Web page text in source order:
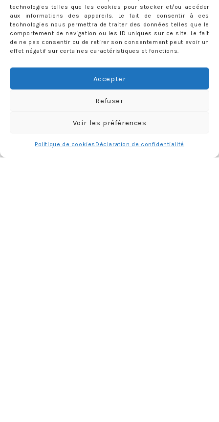
technologies telles que les cookies pour stocker et/ou accéder
aux informations des appareils. Le fait de consentir à ces
technologies nous permettra de traiter des données telles que le
comportement de navigation ou les ID uniques sur ce site. Le fait
de ne pas consentir ou de retirer son consentement peut avoir un
effet négatif sur certaines caractéristiques et fonctions.
Accepter
Refuser
Voir les préférences
Politique de cookies Déclaration de confidentialité